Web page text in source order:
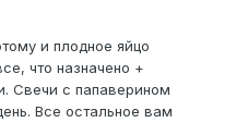
и плодное яйцо
что назначено +
Свечи с папаверином
Все остальное вам